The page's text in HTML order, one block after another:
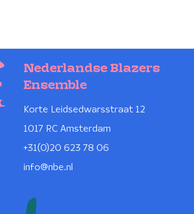
Nederlandse Blazers
Ensemble
Korte Leidsedwarsstraat 12
1017 RC Amsterdam
+31(0)20 623 78 06
info@nbe.nl